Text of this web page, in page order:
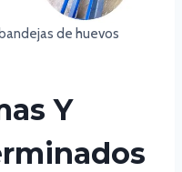
de huevos
Y